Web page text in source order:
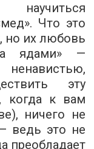
Что это
но их любовь
ядами» —
эту
когда к вам
ничего не
ведь это не
преобладает